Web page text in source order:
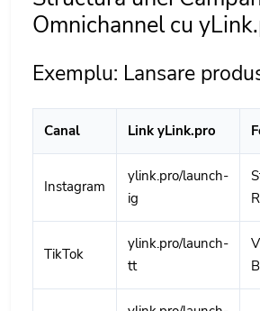
Omnichannel cu
Exemplu: Lansare
Canal Link yLink.pro
Instagram
ylink.pro/launch-
ig
TikTok
ylink.pro/launch-
tt